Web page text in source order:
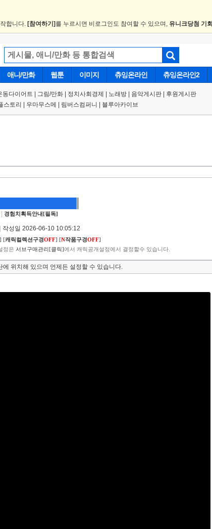
합니다. [참여하기] 를 누르시면 비로그인도 참여할 수 있으며, 유니크당첨 기회
애니/만화 웹툰 이미지 츄잉온라인 츄잉온라인2
동다이어트 | 그림/만화 정치사회경제 노래방 음악게시판 후원게시판
스토리 우마무스메 림버스컴퍼니 블루아카이브
경험치획득안내[필독]
작성일 2026-06-10 10:05:12
] [캐릭컬렉션구경OFF] [N작품구경OFF]
정은 서브구매관리[클릭]에서 캐릭공개설정에서 결정할수 있습니다.
에 위치해 있으며 언제든 설정할 수 있습니다.